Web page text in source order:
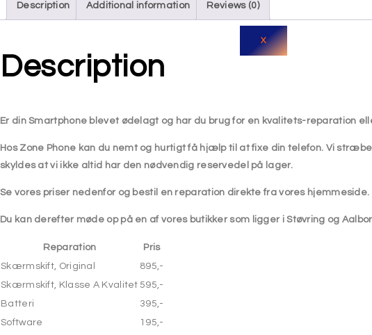
X
Description Additional information Reviews (0)
Description
Er din Smartphone blevet ødelagt og har du brug for en kvalitets-reparation
Hos Zone Phone kan du nemt og hurtigt få hjælp til at fixe din telefon. Vi
skyldes at vi ikke altid har den nødvendig reservedel på lager.
Se vores priser nedenfor og bestil en reparation direkte fra vores hjemmeside.
Du kan derefter møde op på en af vores butikker som ligger i Støvring og
Reparation
Pris
Skærmskift, Original
895,-
Skærmskift, Klasse A Kvalitet 595,-
Batteri
395,-
Software
195,-